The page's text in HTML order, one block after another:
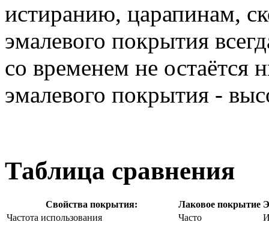
истиранию, царапинам,
эмалевого покрытия
со временем не остаётся
эмалевого покрытия -
Таблица сравнения
Свойства покрытия: Лаковое покрытие
Частота использования
Часто